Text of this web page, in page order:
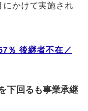
にかけて実施され
％ 後継者不在／
下回るも事業承継